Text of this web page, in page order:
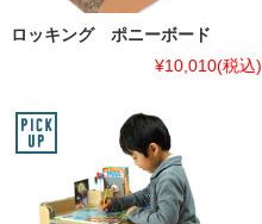
ロッキング ポニーボード
¥10,010(税込)